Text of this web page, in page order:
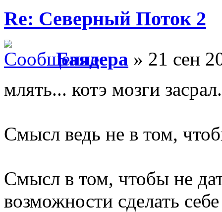
Re: Северный Поток 2
Баядера » 21 сен
млять... котэ мозги
Смысл ведь не в том,
Смысл в том, чтобы не
возможности сделать